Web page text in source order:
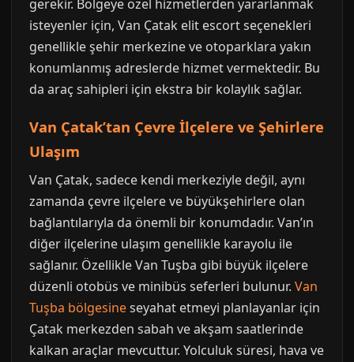
gerekir. Bölgeye özel hizmetlerden yararlanmak
isteyenler için, Van Çatak elit escort seçenekleri
genellikle şehir merkezine ve otoparklara yakın
konumlanmış adreslerde hizmet vermektedir. Bu
da araç sahipleri için ekstra bir kolaylık sağlar.
Van Çatak’tan Çevre İlçelere ve Şehirlere
Ulaşım
Van Çatak, sadece kendi merkeziyle değil, aynı
zamanda çevre ilçelere ve büyükşehirlere olan
bağlantılarıyla da önemli bir konumdadır. Van’ın
diğer ilçelerine ulaşım genellikle karayolu ile
sağlanır. Özellikle Van Tuşba gibi büyük ilçelere
düzenli otobüs ve minibüs seferleri bulunur. Van
Tuşba bölgesineseyahat etmeyi planlayanlar için
Çatak merkezden sabah ve akşam saatlerinde
kalkan araçlar mevcuttur. Yolculuk süresi, hava ve